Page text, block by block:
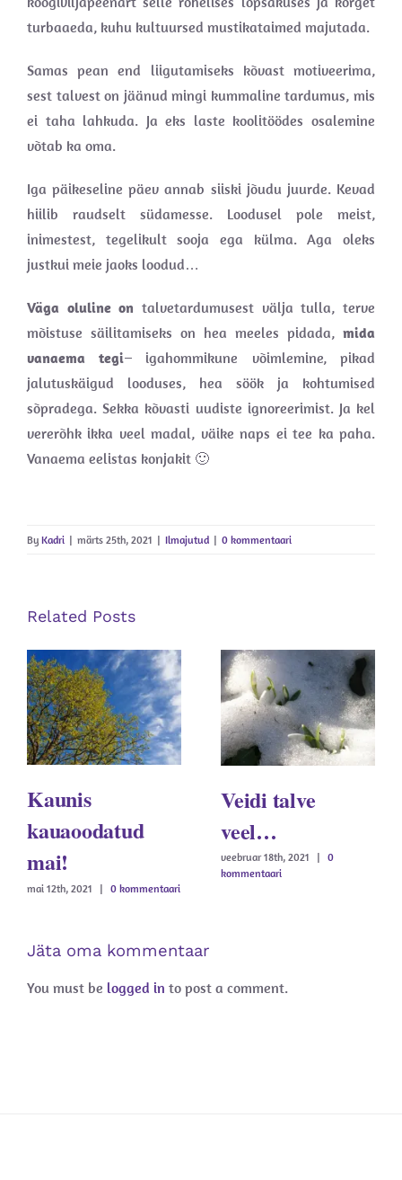
turbaaeda, kuhu kultuursed mustikataimed majutada.
Samas pean end liigutamiseks kõvast motiveerima,
sest talvest on jäänud mingi kummaline tardumus, mis
ei taha lahkuda. Ja eks laste koolitöödes osalemine
võtab ka oma.
Iga päikeseline päev annab siiski jõudu juurde. Kevad
hiilib raudselt südamesse. Loodusel pole meist,
inimestest, tegelikult sooja ega külma. Aga oleks
justkui meie jaoks loodud…
Väga oluline on talvetardumusest välja tulla, terve
mõistuse säilitamiseks on hea meeles pidada,mida
vanaema tegi– igahommikune võimlemine, pikad
jalutuskäigud looduses, hea söök ja kohtumised
sõpradega. Sekka kõvasti uudiste ignoreerimist. Ja kel
vererõhk ikka veel madal, väike naps ei tee ka paha.
Vanaema eelistas konjakit 🙂
By Kadri | märts 25th, 2021 | Ilmajutud | 0 kommentaari
Related Posts
Kaunis
kauaoodatud
mai!
mai 12th, 2021 | 0 kommentaari
Veidi talve
veel…
veebruar 18th, 2021 | 0
kommentaari
Jäta oma kommentaar
You must be logged in to post a comment.